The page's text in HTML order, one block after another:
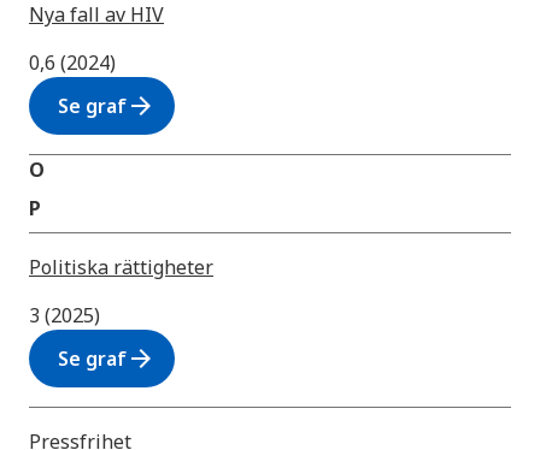
Nya fall av HIV
0,6 (2024)
Se grafarrow_forward
O
P
Politiska rättigheter
3 (2025)
Se grafarrow_forward
Pressfrihet